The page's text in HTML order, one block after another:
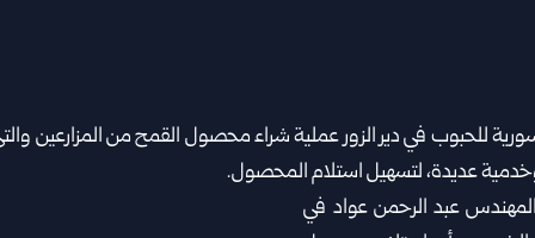
للحبوب في دير الزور عملية شراء محصول القمح من المزارعين
عديدة، لتسهيل استلام المحصول.
عبد الرحمن عواد في